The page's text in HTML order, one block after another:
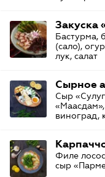
Закуска
Бастурма,
(сало),
лук, салат
Сырное
Сыр
виноград,
Филе
сыр